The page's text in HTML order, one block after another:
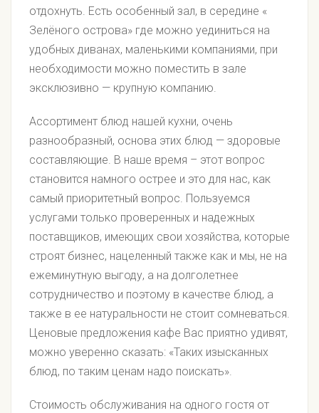
отдохнуть. Есть особенный зал, в середине «
Зелёного острова» где можно уединиться на
удобных диванах, маленькими компаниями, при
необходимости можно поместить в зале
эксклюзивно — крупную компанию.
Ассортимент блюд нашей кухни, очень
разнообразный, основа этих блюд — здоровые
составляющие. В наше время – этот вопрос
становится намного острее и это для нас, как
самый приоритетный вопрос. Пользуемся
услугами только проверенных и надежных
поставщиков, имеющих свои хозяйства, которые
строят бизнес, нацеленный также как и мы, не на
ежеминутную выгоду, а на долголетнее
сотрудничество и поэтому в качестве блюд, а
также в ее натуральности не стоит сомневаться.
Ценовые предложения кафе Вас приятно удивят,
можно уверенно сказать: «Таких изысканных
блюд, по таким ценам надо поискать».
Стоимость обслуживания на одного гостя от